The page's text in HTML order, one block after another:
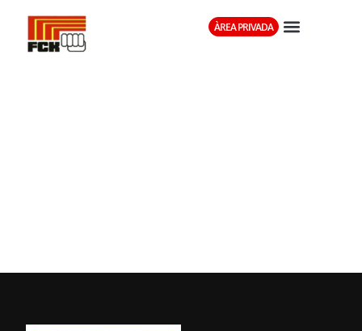
ÀREA PRIVADA